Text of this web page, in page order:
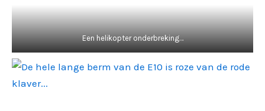
Een helikopter onderbreking…